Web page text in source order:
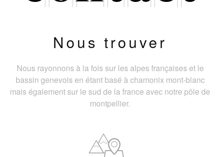
Nous trouver
Nous rayonnons à la fois sur les alpes françaises et le
bassin genevois en étant basé à chamonix mont-blanc
mais également sur le sud de la france avec notre pôle de
montpellier.